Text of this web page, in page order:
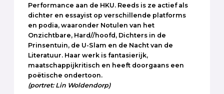
Performance aan de HKU. Reeds is ze actief als
dichter en essayist op verschillende platforms
en podia, waaronder Notulen van het
Onzichtbare, Hard//hoofd, Dichters in de
Prinsentuin, de U-Slam en de Nacht van de
Literatuur. Haar werk is fantasierijk,
maatschappijkritisch en heeft doorgaans een
poëtische ondertoon.
(portret: Lin Woldendorp)